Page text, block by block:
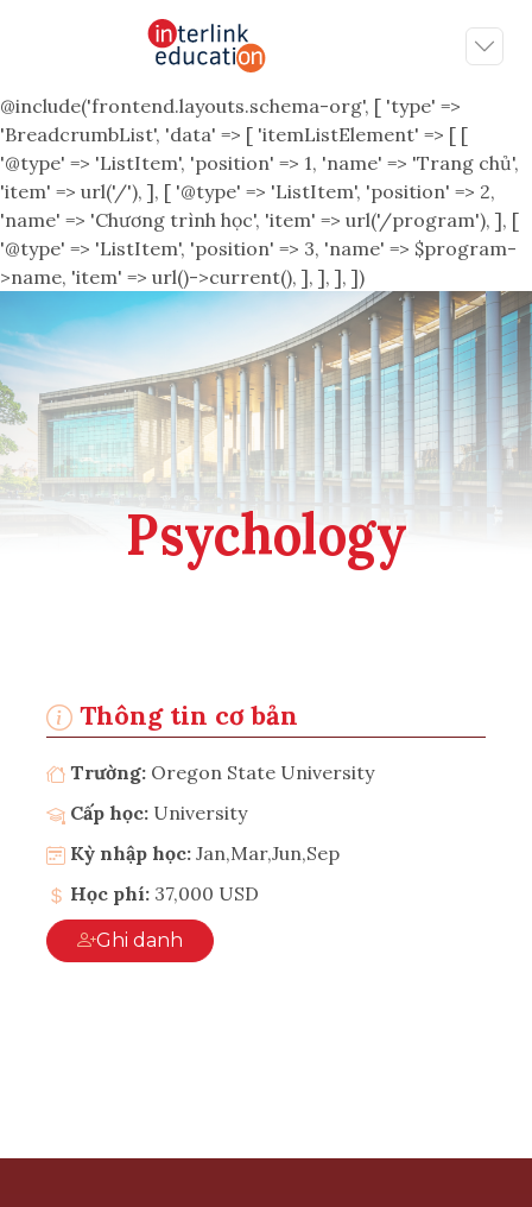
@include('frontend.layouts.schema-org', [ 'type' =>
'BreadcrumbList', 'data' => [ 'itemListElement' => [ [
'@type' => 'ListItem', 'position' => 1, 'name' => 'Trang chủ',
'item' => url('/'), ], [ '@type' => 'ListItem', 'position' => 2,
'name' => 'Chương trình học', 'item' => url('/program'), ], [
'@type' => 'ListItem', 'position' => 3, 'name' => $program-
>name, 'item' => url()->current(), ], ], ], ])
Psychology
Thông tin cơ bản
Trường: Oregon State University
Cấp học: University
Kỳ nhập học: Jan,Mar,Jun,Sep
Học phí: 37,000 USD
Ghi danh